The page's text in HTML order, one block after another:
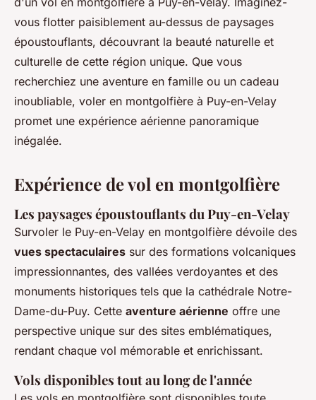
vous flotter paisiblement au-dessus de paysages
époustouflants, découvrant la beauté naturelle et
culturelle de cette région unique. Que vous
recherchiez une aventure en famille ou un cadeau
inoubliable, voler en montgolfière à Puy-en-Velay
promet une expérience aérienne panoramique
inégalée.
Expérience de vol en montgolfière
Les paysages époustouflants du Puy-en-Velay
Survoler le Puy-en-Velay en montgolfière dévoile des
vues spectaculaires sur des formations volcaniques
impressionnantes, des vallées verdoyantes et des
monuments historiques tels que la cathédrale Notre-
Dame-du-Puy. Cette aventure aérienne offre une
perspective unique sur des sites emblématiques,
rendant chaque vol mémorable et enrichissant.
Vols disponibles tout au long de l'année